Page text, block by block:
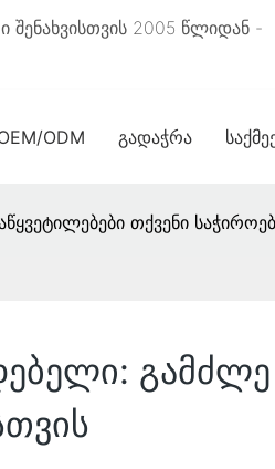
შენახვისთვის 2005 წლიდან -
ODM ᲒᲐᲓᲐᲭᲠᲐ
თქვენი